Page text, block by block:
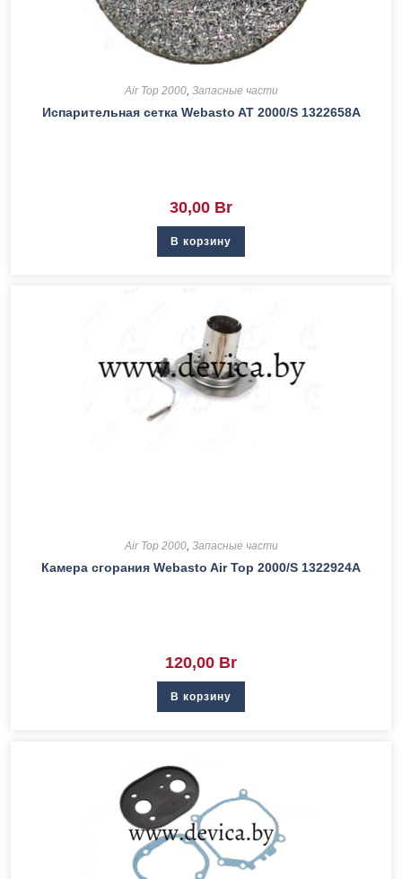
Air Top 2000, Запасные части
Испарительная сетка Webasto AT 2000/S 1322658A
30,00 Br
В корзину
Air Top 2000, Запасные части
Камера сгорания Webasto Air Top 2000/S 1322924A
120,00 Br
В корзину